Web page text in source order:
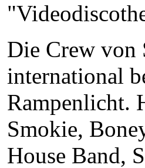
Die Crew von
international
Rampenlicht.
Smokie,
House Band,